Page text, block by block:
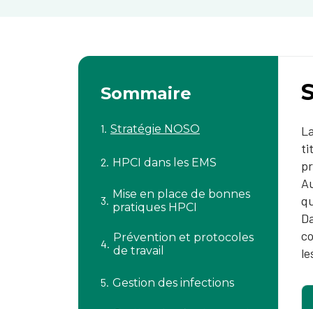
Sommaire
Stratégie NOSO
HPCI dans les EMS
Mise en place de bonnes
pratiques HPCI
Prévention et protocoles
de travail
Gestion des infections